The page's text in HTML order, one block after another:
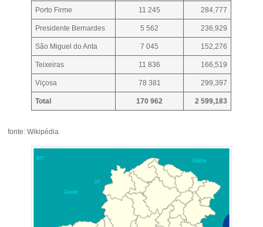
Porto Firme 11 245 284,777
Presidente Bernardes 5 562 236,929
São Miguel do Anta 7 045 152,276
Teixeiras 11 836 166,519
Viçosa 78 381 299,397
Total 170 962 2 599,183
fonte: Wikipédia